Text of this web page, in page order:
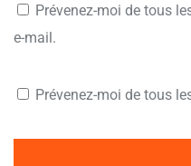
Prévenez-moi de tous
e-mail.
Prévenez-moi de tous